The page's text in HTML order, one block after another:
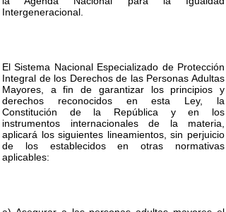
Intergeneracional.
El Sistema Nacional Especializado de Protección
Integral de los Derechos de las Personas Adultas
Mayores, a fin de garantizar los principios y
derechos reconocidos en esta Ley, la
Constitución de la República y en los
instrumentos internacionales de la materia,
aplicará los siguientes lineamientos, sin perjuicio
de los establecidos en otras normativas
aplicables: